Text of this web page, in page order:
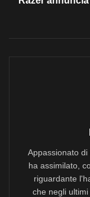
Appassionato
ha assimilato,
riguardante
che negli